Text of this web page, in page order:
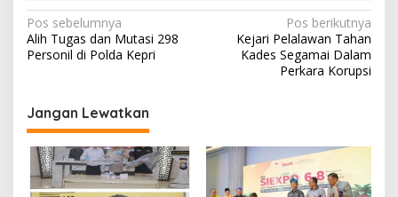
N
a
i
g
a
s
Pos sebelumnya
Alih Tugas dan Mutasi 298
Personil di Polda Kepri
Pos berikutnya
Kejari Pelalawan Tahan
Kades Segamai Dalam
Perkara Korupsi
Jangan Lewatkan